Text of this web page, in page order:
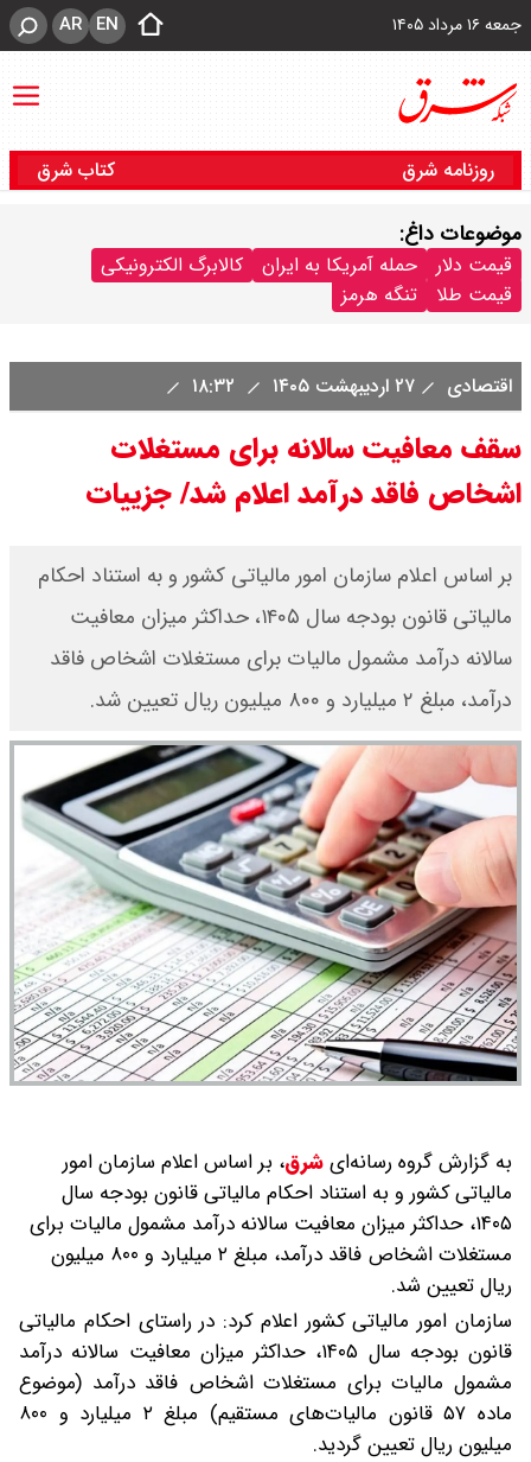
جمعه ۱۶ مرداد ۱۴۰۵ EN
AR
روزنامه شرق کتاب شرق
موضوعات داغ:
قیمت دلار حمله آمریکا به ایران
کالابرگ الکترونیکی
قیمت طلا
تنگه هرمز
اقتصادی ۲۷ اردیبهشت ۱۴۰۵
سقف معافیت سالانه برای مستغلات
اشخاص فاقد درآمد اعلام شد/ جزییات
بر اساس اعلام سازمان امور مالیاتی کشور و به استناد احکام
مالیاتی قانون بودجه سال ۱۴۰۵، حداکثر میزان معافیت
سالانه درآمد مشمول مالیات برای مستغلات اشخاص فاقد
درآمد، مبلغ ۲ میلیارد و ۸۰۰ میلیون ریال تعیین شد.
به گزارش گروه رسانه‌ایشرق، بر اساس اعلام سازمان امور
مالیاتی کشور و به استناد احکام مالیاتی قانون بودجه سال
۱۴۰۵، حداکثر میزان معافیت سالانه درآمد مشمول مالیات برای
مستغلات اشخاص فاقد درآمد، مبلغ ۲ میلیارد و ۸۰۰ میلیون
ریال تعیین شد.
سازمان امور مالیاتی کشور اعلام کرد: در راستای احکام مالیاتی
قانون بودجه سال ۱۴۰۵، حداکثر میزان معافیت سالانه درآمد
مشمول مالیات برای مستغلات اشخاص فاقد درآمد (موضوع
ماده ۵۷ قانون مالیات‌های مستقیم) مبلغ ۲ میلیارد و ۸۰۰
میلیون ریال تعیین گردید.